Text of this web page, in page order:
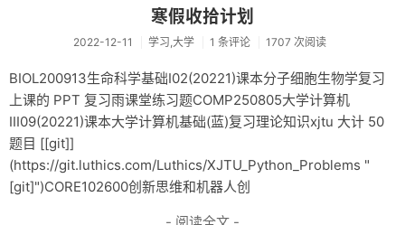
寒假收拾计划
2022-12-11 学习,大学 1 条评论 1707 次阅读
BIOL200913生命科学基础I02(20221)课本分子细胞生物学复习
上课的 PPT 复习雨课堂练习题COMP250805大学计算机
III09(20221)课本大学计算机基础(蓝)复习理论知识xjtu 大计 50
题目 [[git]]
(https://git.luthics.com/Luthics/XJTU_Python_Problems "
[git]")CORE102600创新思维和机器人创
- 阅读全文 -